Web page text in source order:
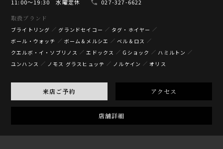
11:00〜19:30 水曜定休
027-327-6622
取扱ブランド
ブライトリング グランドセイコー
タグ・ホイヤー
ボール・ウォッチ
ボーム＆メルシエ
ベル＆ロス
クエルボ・イ・ソブリノス
エドックス Gショック
ハミルトン
ユンハンス
ノモス グラスヒュッテ ノルケイン オリス
来店ご予約 アクセス
店舗詳細